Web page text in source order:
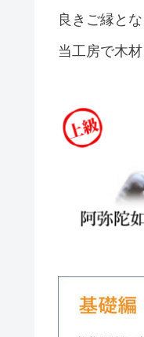
良きご縁と
当工房で木